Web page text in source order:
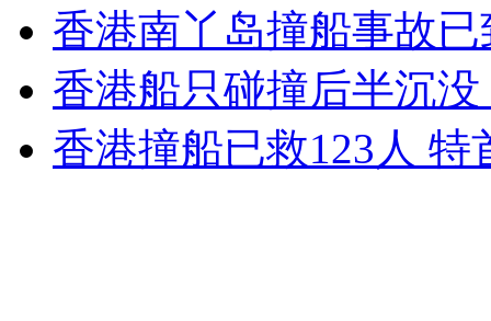
外交部：反对强权政治霸凌主义
外交部：有关国家言论片面不公正
香港南丫岛撞船事故
香港船只碰撞后半沉
香港撞船已救123人 特